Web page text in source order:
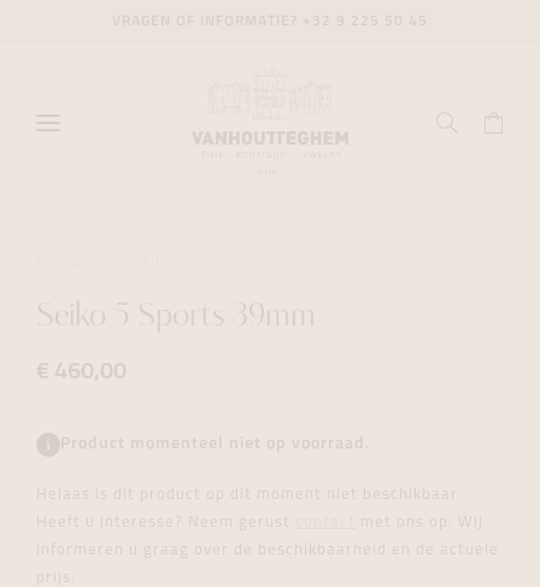
Seiko 5 Sports 39mm
€ 460,00
Product momenteel niet op voorraad.
Helaas is dit product op dit moment niet beschikbaar.
Heeft u interesse? Neem gerust
met ons op. Wij
informeren u graag over de beschikbaarheid en de actuele
prijs.